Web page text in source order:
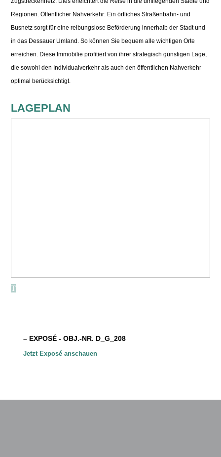
Regionen. Öffentlicher Nahverkehr: Ein örtliches Straßenbahn- und
Busnetz sorgt für eine reibungslose Beförderung innerhalb der Stadt und
in das Dessauer Umland. So können Sie bequem alle wichtigen Orte
erreichen. Diese Immobilie profitiert von ihrer strategisch günstigen Lage,
die sowohl den Individualverkehr als auch den öffentlichen Nahverkehr
optimal berücksichtigt.
LAGEPLAN
– EXPOSÉ - OBJ.-NR. D_G_208
Jetzt Exposé anschauen